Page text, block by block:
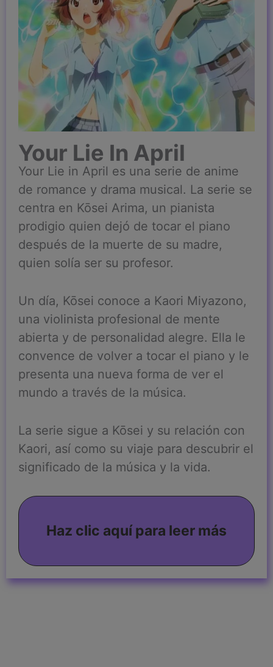
Your Lie In April
Your Lie in April es una serie de anime
de romance y drama musical. La serie se
centra en Kōsei Arima, un pianista
prodigio quien dejó de tocar el piano
después de la muerte de su madre,
quien solía ser su profesor.
Un día, Kōsei conoce a Kaori Miyazono,
una violinista profesional de mente
abierta y de personalidad alegre. Ella le
convence de volver a tocar el piano y le
presenta una nueva forma de ver el
mundo a través de la música.
La serie sigue a Kōsei y su relación con
Kaori, así como su viaje para descubrir el
significado de la música y la vida.
Haz clic aquí para leer más